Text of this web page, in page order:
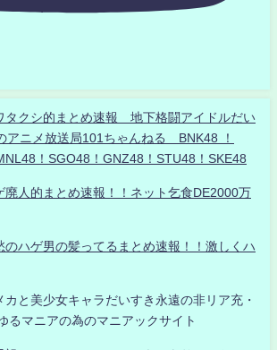
クシ的まとめ速報 地下格闘アイドルだい
ニメ放送局101ちゃんねる BNK48 ！
！SGO48！GNZ48！STU48！SKE48
廃人的まとめ速報！！ネット乞食DE2000万
のハゲ男の髪ってるまとめ速報！！激しくハ
カと美少女キャラだいすき永遠の非リア充・
るマニアの為のマニアックサイト